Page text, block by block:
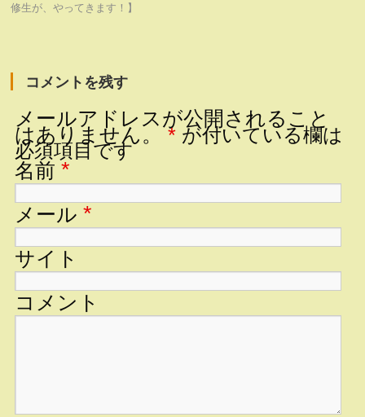
修生が、やってきます！】
コメントを残す
メールアドレスが公開されること
はありません。 * が付いている欄は
必須項目です
名前*
メール*
サイト
コメント